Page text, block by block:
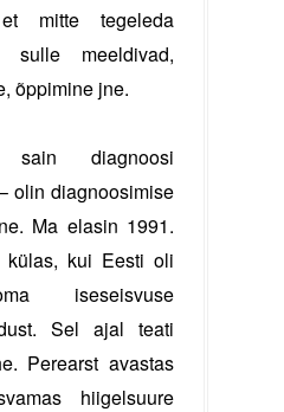
et mitte tegeleda
sulle meeldivad,
õppimine jne.
diagnoosi
olin diagnoosimise
Ma elasin 1991.
külas, kui Eesti oli
iseseisvuse
Sel ajal teati
Perearst avastas
hiigelsuure